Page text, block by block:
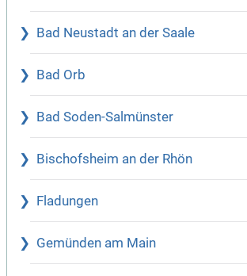
Bad Neustadt an der Saale
Bad Orb
Bad Soden-Salmünster
Bischofsheim an der Rhön
Fladungen
Gemünden am Main